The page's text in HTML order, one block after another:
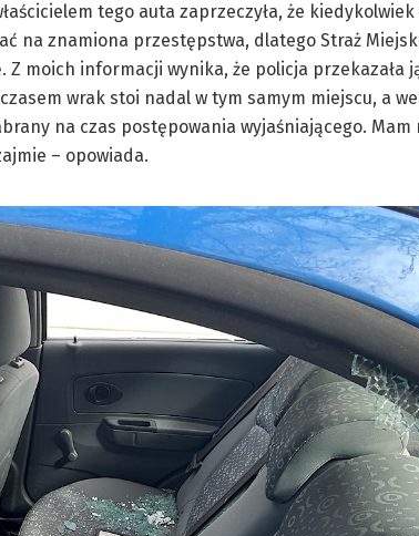
tego auta zaprzeczyła, że
na znamiona przestępstwa, dlatego Straż
Z moich informacji wynika, że policja przekazała
wrak stoi nadal w tym samym miejscu, a
na czas postępowania wyjaśniającego. Mam
– opowiada.